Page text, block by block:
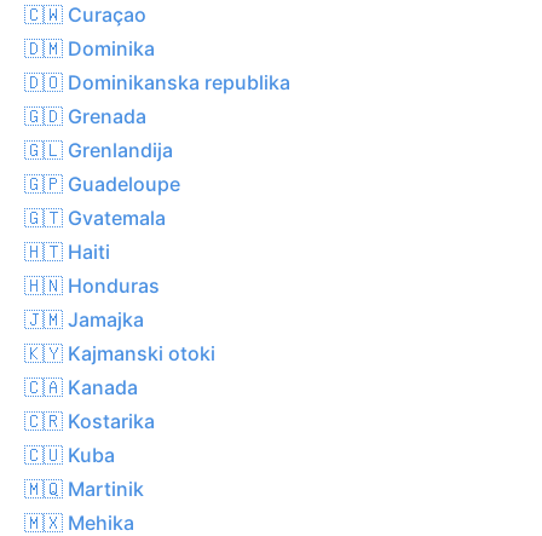
🇨🇼 Curaçao
🇩🇲 Dominika
🇩🇴 Dominikanska republika
🇬🇩 Grenada
🇬🇱 Grenlandija
🇬🇵 Guadeloupe
🇬🇹 Gvatemala
🇭🇹 Haiti
🇭🇳 Honduras
🇯🇲 Jamajka
🇰🇾 Kajmanski otoki
🇨🇦 Kanada
🇨🇷 Kostarika
🇨🇺 Kuba
🇲🇶 Martinik
🇲🇽 Mehika